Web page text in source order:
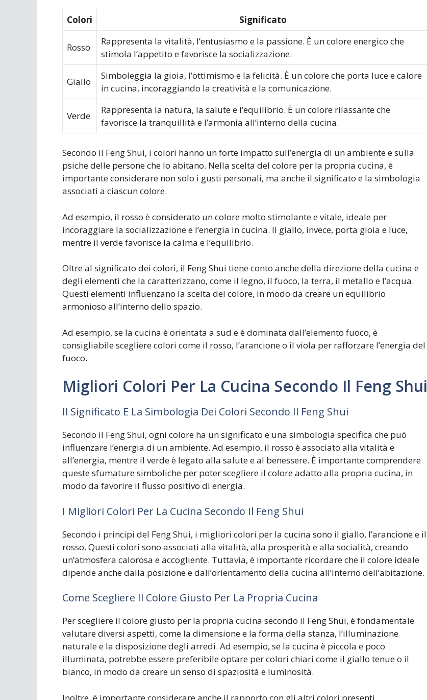
Colori Significato
Rosso
Rappresenta la vitalità, l’entusiasmo e la passione. È un colore energico che
stimola l’appetito e favorisce la socializzazione.
Giallo
Simboleggia la gioia, l’ottimismo e la felicità. È un colore che porta luce e calore
in cucina, incoraggiando la creatività e la comunicazione.
Verde
Rappresenta la natura, la salute e l’equilibrio. È un colore rilassante che
favorisce la tranquillità e l’armonia all’interno della cucina.
Secondo il Feng Shui, i colori hanno un forte impatto sull’energia di un ambiente e sulla
psiche delle persone che lo abitano. Nella scelta del colore per la propria cucina, è
importante considerare non solo i gusti personali, ma anche il significato e la simbologia
associati a ciascun colore.
Ad esempio, il rosso è considerato un colore molto stimolante e vitale, ideale per
incoraggiare la socializzazione e l’energia in cucina. Il giallo, invece, porta gioia e luce,
mentre il verde favorisce la calma e l’equilibrio.
Oltre al significato dei colori, il Feng Shui tiene conto anche della direzione della cucina e
degli elementi che la caratterizzano, come il legno, il fuoco, la terra, il metallo e l’acqua.
Questi elementi influenzano la scelta del colore, in modo da creare un equilibrio
armonioso all’interno dello spazio.
Ad esempio, se la cucina è orientata a sud e è dominata dall’elemento fuoco, è
consigliabile scegliere colori come il rosso, l’arancione o il viola per rafforzare l’energia del
fuoco.
Migliori Colori Per La Cucina Secondo Il Feng Shui
Il Significato E La Simbologia Dei Colori Secondo Il Feng Shui
Secondo il Feng Shui, ogni colore ha un significato e una simbologia specifica che può
influenzare l’energia di un ambiente. Ad esempio, il rosso è associato alla vitalità e
all’energia, mentre il verde è legato alla salute e al benessere. È importante comprendere
queste sfumature simboliche per poter scegliere il colore adatto alla propria cucina, in
modo da favorire il flusso positivo di energia.
I Migliori Colori Per La Cucina Secondo Il Feng Shui
Secondo i principi del Feng Shui, i migliori colori per la cucina sono il giallo, l’arancione e il
rosso. Questi colori sono associati alla vitalità, alla prosperità e alla socialità, creando
un’atmosfera calorosa e accogliente. Tuttavia, è importante ricordare che il colore ideale
dipende anche dalla posizione e dall’orientamento della cucina all’interno dell’abitazione.
Come Scegliere Il Colore Giusto Per La Propria Cucina
Per scegliere il colore giusto per la propria cucina secondo il Feng Shui, è fondamentale
valutare diversi aspetti, come la dimensione e la forma della stanza, l’illuminazione
naturale e la disposizione degli arredi. Ad esempio, se la cucina è piccola e poco
illuminata, potrebbe essere preferibile optare per colori chiari come il giallo tenue o il
bianco, in modo da creare un senso di spaziosità e luminosità.